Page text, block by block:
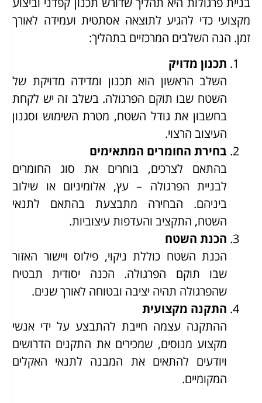
מקצועי כדי להגיע לתוצאה אסתטית ועמידה לאורך
זמן. הנה השלבים המרכזיים בתהליך:
תכנון מדויק
השלב הראשון הוא תכנון ומדידה מדויקת של
השטח שבו תוקם הפרגולה. בשלב זה יש לקחת
בחשבון את גודל השטח, מטרת השימוש וסגנון
העיצוב הרצוי.
בחירת החומרים המתאימים
בהתאם לצרכים, בוחרים את סוג החומרים
לבניית הפרגולה – עץ, אלומיניום או שילוב
ביניהם. הבחירה מתבצעת בהתאם לתנאי
השטח, התקציב והעדפות עיצוביות.
הכנת השטח
הכנת השטח כוללת ניקוי, פילוס ויישור האזור
שבו תוקם הפרגולה. הכנה יסודית תבטיח
שהפרגולה תהיה יציבה ובטוחה לאורך שנים.
התקנה מקצועית
ההתקנה עצמה חייבת להתבצע על ידי אנשי
מקצוע מנוסים, שמכירים את התקנים הדרושים
ויודעים להתאים את המבנה לתנאי האקלים
המקומיים.